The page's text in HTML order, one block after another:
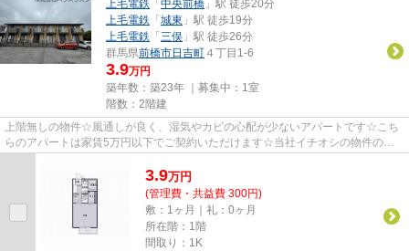
上毛電鉄 「 中央前橋 」駅 徒歩20分
上毛電鉄 「 城東 」駅 徒歩19分
上毛電鉄 「 三俣 」駅 徒歩26分
群馬県前橋市日吉町 ４丁目1-6
3.9万円
築年数：築23年 ｜募集中： 1室
階数：2階建
上階無しの物件☆風通しが良く、湿気やカビの心配が少ないアパートです☆こち
らのアパートは家賃5万円以下でご契約いただけます☆当社イチオシの物件の
3.9万円
(管理費・共益費 300円)
敷：1ヶ月｜礼：0ヶ月
所在階：1階
間取り：1K